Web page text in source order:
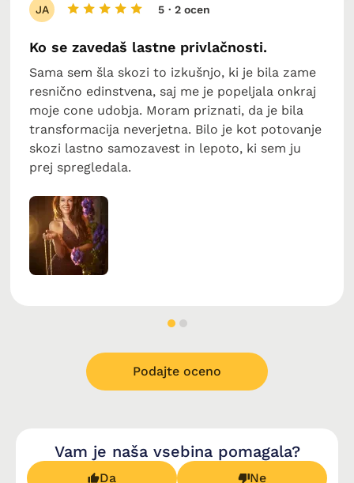
JA 5 · 2 ocen
Ko se zavedaš lastne privlačnosti.
Sama sem šla skozi to izkušnjo, ki je bila zame
resnično edinstvena, saj me je popeljala onkraj
moje cone udobja. Moram priznati, da je bila
transformacija neverjetna. Bilo je kot potovanje
skozi lastno samozavest in lepoto, ki sem ju
prej spregledala.
Podajte oceno
Vam je naša vsebina pomagala?
Da Ne